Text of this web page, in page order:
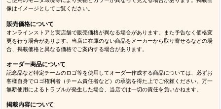
像はイメージとしてご覧ください。
販売価格について
オンラインストアと実店舗で販売価格が異なる場合があります。また予告なく価格変
更を行う場合があります。当店に在庫のない商品をメーカーから取り寄せるなどの場
合、掲載価格と異なる価格でご案内する場合があります。
オーダー商品について
記念品など特定チームのロゴ等を使用してオーダー作成する商品については、必ずお
客様自身でロゴ権利者（チーム責任者など）の承諾を得た上でご依頼ください。万一
無断使用によるトラブルが発生した場合、当店では一切の責任を負いかねます。
掲載内容について